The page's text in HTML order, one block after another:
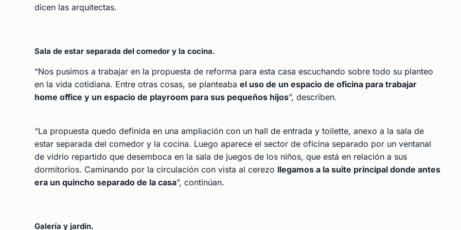
dicen las arquitectas.
Sala de estar separada del comedor y la cocina.
“Nos pusimos a trabajar en la propuesta de reforma para esta casa escuchando sobre todo su planteo
en la vida cotidiana. Entre otras cosas, se planteaba el uso de un espacio de oficina para trabajar
home office y un espacio de playroom para sus pequeños hijos”, describen.
“La propuesta quedo definida en una ampliación con un hall de entrada y toilette, anexo a la sala de
estar separada del comedor y la cocina. Luego aparece el sector de oficina separado por un ventanal
de vidrio repartido que desemboca en la sala de juegos de los niños, que está en relación a sus
dormitorios. Caminando por la circulación con vista al cerezo llegamos a la suite principal donde antes
era un quincho separado de la casa”, continúan.
Galería y jardín.